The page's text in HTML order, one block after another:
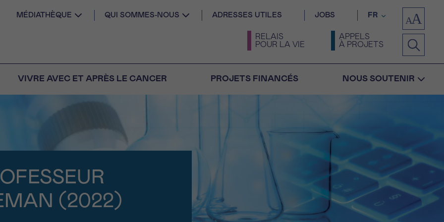
MÉDIATHÈQUE QUI SOMMES-NOUS ADRESSES UTILES JOBS FR
RELAIS
POUR LA VIE
APPELS
À PROJETS
VIVRE AVEC ET APRÈS LE CANCER PROJETS FINANCÉS NOUS SOUTENIR
(2022)
SEUL
pour répondre à
sur le cancer
Question
DU RENDEZ-VOUS